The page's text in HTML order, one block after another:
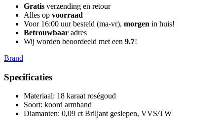
Gratis verzending en retour
Alles op voorraad
Voor 16:00 uur besteld (ma-vr), morgen in huis!
Betrouwbaar adres
Wij worden beoordeeld met een 9.7!
Brand
Specificaties
Materiaal: 18 karaat roségoud
Soort: koord armband
Diamanten: 0,09 ct Briljant geslepen, VVS/TW